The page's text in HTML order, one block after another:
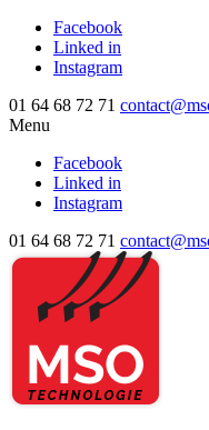
Facebook
Linked in
Instagram
01 64 68 72 71
Menu
Facebook
Linked in
Instagram
01 64 68 72 71